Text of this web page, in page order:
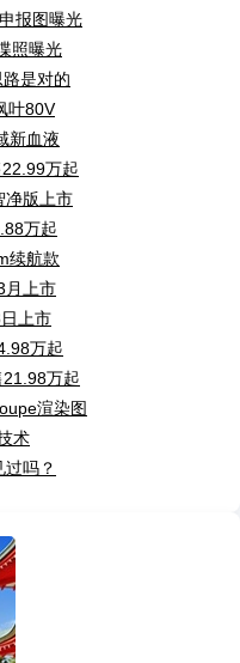
报图曝光
照曝光
是对的
叶80V
新血液
万起
净版上市
万起
续航款
月上市
上市
万起
万起
渲染图
术
过吗？